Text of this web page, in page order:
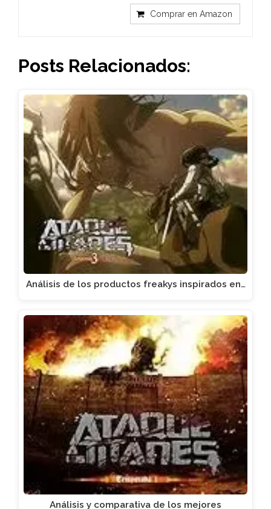
Comprar en Amazon
Posts Relacionados:
Análisis de los productos freakys inspirados en…
Análisis y comparativa de los mejores